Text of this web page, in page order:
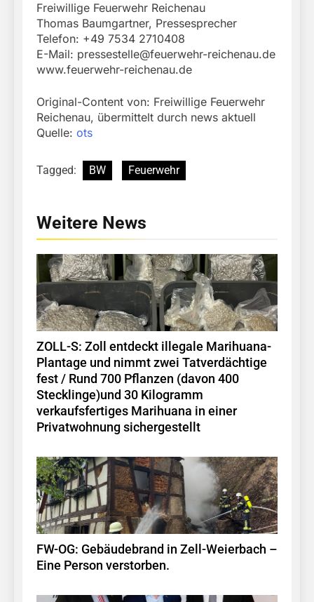
Freiwillige Feuerwehr Reichenau
Thomas Baumgartner, Pressesprecher
Telefon: +49 7534 2710408
E-Mail: pressestelle@feuerwehr-reichenau.de
www.feuerwehr-reichenau.de
Original-Content von: Freiwillige Feuerwehr
Reichenau, übermittelt durch news aktuell
Quelle: ots
Tagged: BW Feuerwehr
Weitere News
ZOLL-S: Zoll entdeckt illegale Marihuana-
Plantage und nimmt zwei Tatverdächtige
fest / Rund 700 Pflanzen (davon 400
Stecklinge)und 30 Kilogramm
verkaufsfertiges Marihuana in einer
Privatwohnung sichergestellt
FW-OG: Gebäudebrand in Zell-Weierbach –
Eine Person verstorben.